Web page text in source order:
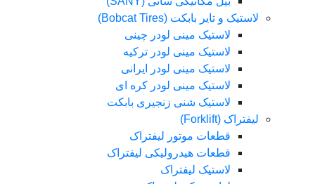
لاستیک و تایر بابکت (Bobcat Tires)
لاستیک مینی لودر چینی
لاستیک مینی لودر ترکیه
لاستیک مینی لودر ایرانی
لاستیک مینی لودر کره ای
لاستیک شنی زنجیری بابکت
لیفتراک (Forklift)
قطعات موتور لیفتراک
قطعات هیدرولیکی لیفتراک
لاستیک لیفتراک